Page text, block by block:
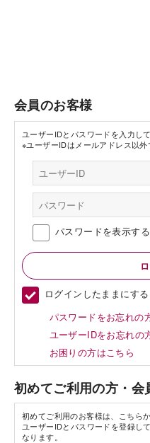
会員のお客様
ユーザーIDとパスワードを入力し
※ユーザーIDはメールアドレス以外
パスワードを表示する
ログインしたままにする
パスワードをお忘れの
ユーザーIDをお忘れの
お困りの方はこちら
初めてご利用の方・会
初めてご利用のお客様は、こちら
ユーザーIDとパスワードを登録し
なります。